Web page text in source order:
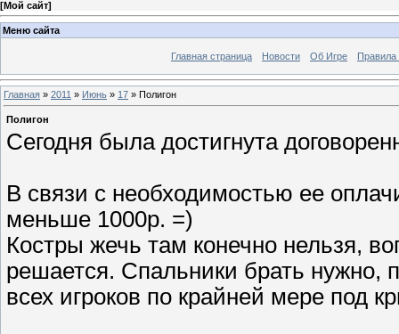
[Мой сайт]
Меню сайта
Главная страница Новости Об Игре
Главная » 2011 » Июнь » 17 » Полигон
Полигон
Сегодня была достигнута
В связи с необходимостью ее
меньше 1000р. =)
Костры жечь там конечно нельзя,
решается. Спальники брать нужно,
всех игроков по крайней мере под